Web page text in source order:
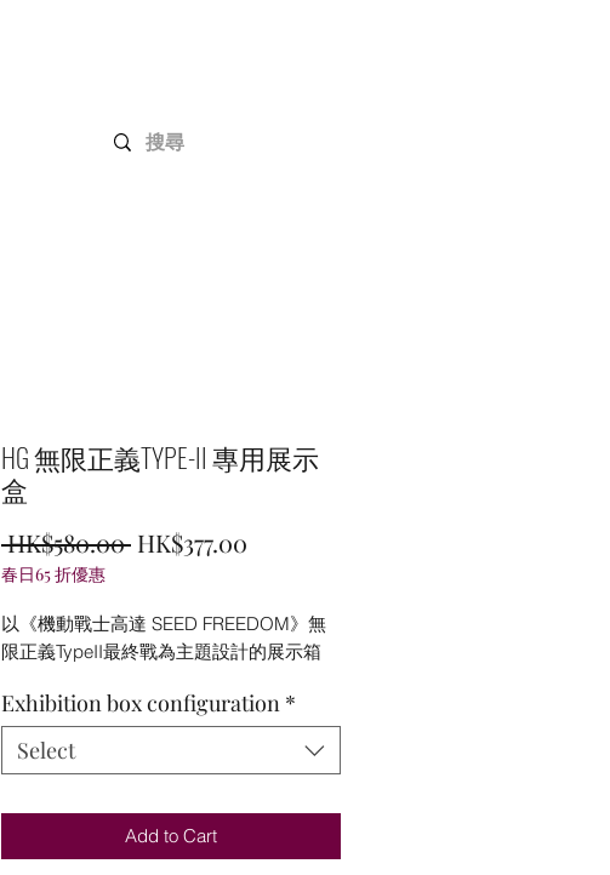
HG 無限正義TYPE-II 專用展示
盒
HK$580.00 Regular
HK$377.00
春日65 折優惠
以《機動戰士高達 SEED FREEDOM》無
限正義TypeII最終戰為主題設計的展示箱
Exhibition box configuration *
Select
Add to Cart